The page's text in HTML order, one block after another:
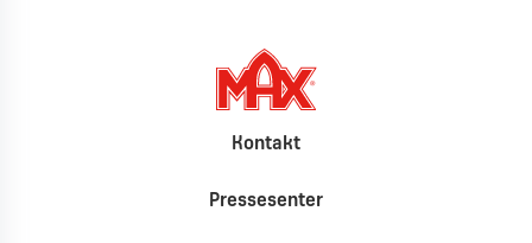
Kontakt
Pressesenter